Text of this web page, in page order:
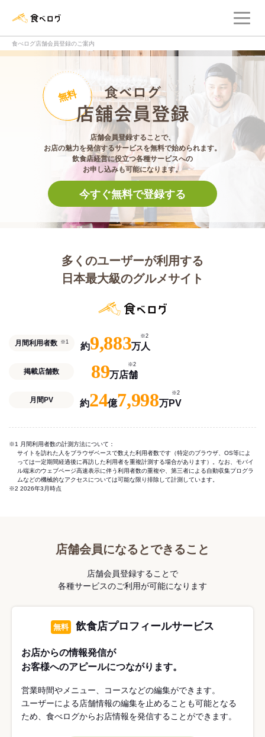
食べログ店舗会員登録のご案内
食べログ店舗会員
無料
店舗会員登録することで、
お店の魅力を発信するサービスを無料で始められます。
飲食店経営に役立つ各種サービスへの
お申し込みも可能になります。
今すぐ無料で登録する
多くのユーザーが利用する
日本最大級のグルメサイト
月間利用者数 ※1 約9,883万人
※2
掲載店舗数 89万店舗
※2
月間PV 約24億7,998万PV
※2
※1 月間利用者数の計測方法について：
サイトを訪れた人をブラウザベースで数えた利用者数です（特定のブラウザ、OS等によ
っては一定期間経過後に再訪した利用者を重複計測する場合があります）。なお、モバイ
ル端末のウェブページ高速表示に伴う利用者数の重複や、第三者による自動収集プログラ
ムなどの機械的なアクセスについては可能な限り排除して計測しています。
※2 2026年3月時点
店舗会員になるとできること
店舗会員登録することで
各種サービスのご利用が可能になります
無料 飲食店プロフィールサービス
お店からの情報発信が
お客様へのアピールにつながります。
営業時間やメニュー、コースなどの編集ができます。
ユーザーによる店舗情報の編集を止めることも可能となる
ため、食べログからお店情報を発信することができます。